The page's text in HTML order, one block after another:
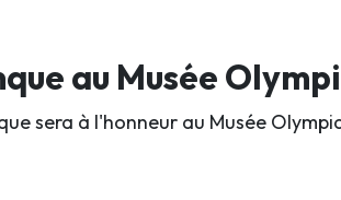
au Musée
sera à l'honneur au Musée